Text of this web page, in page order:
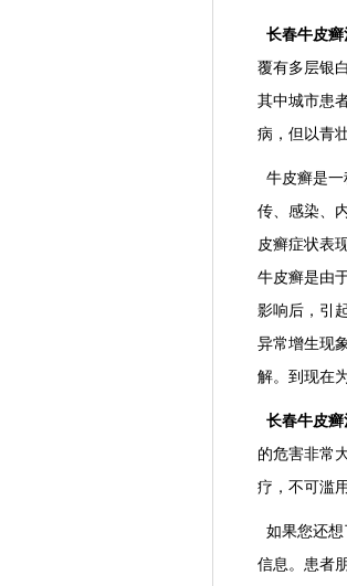
长春牛皮
覆有多层银
其中城市患
病，但以青
牛皮癣是
传、感染、
皮癣症状表
牛皮癣是由
影响后，引
异常增生现
解。到现在
长春牛皮
的危害非常
疗，不可滥
如果您还
信息。患者